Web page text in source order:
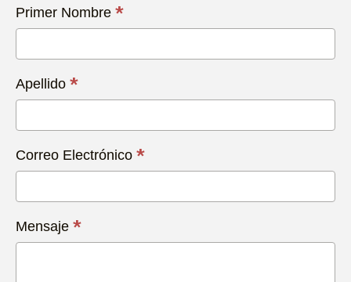
Contacta
con
Hoy
Primer Nombre *
Apellido *
Correo Electrónico *
Mensaje *